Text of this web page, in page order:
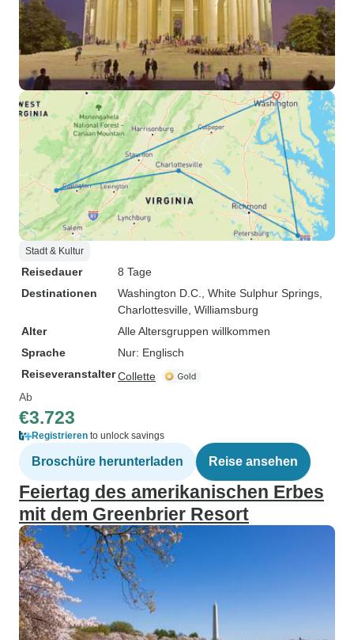
Stadt & Kultur
Reisedauer
8 Tage
Destinationen
Washington D.C. , White Sulphur Springs
Charlottesville , Williamsburg
Alter
Alle Altersgruppen willkommen
Sprache
Nur: Englisch
ReiseveranstalterCollette
Ab
€3.723
Registrieren to unlock savings
Broschüre herunterladen Reise ansehen
Feiertag des amerikanischen Erbes
mit dem Greenbrier Resort